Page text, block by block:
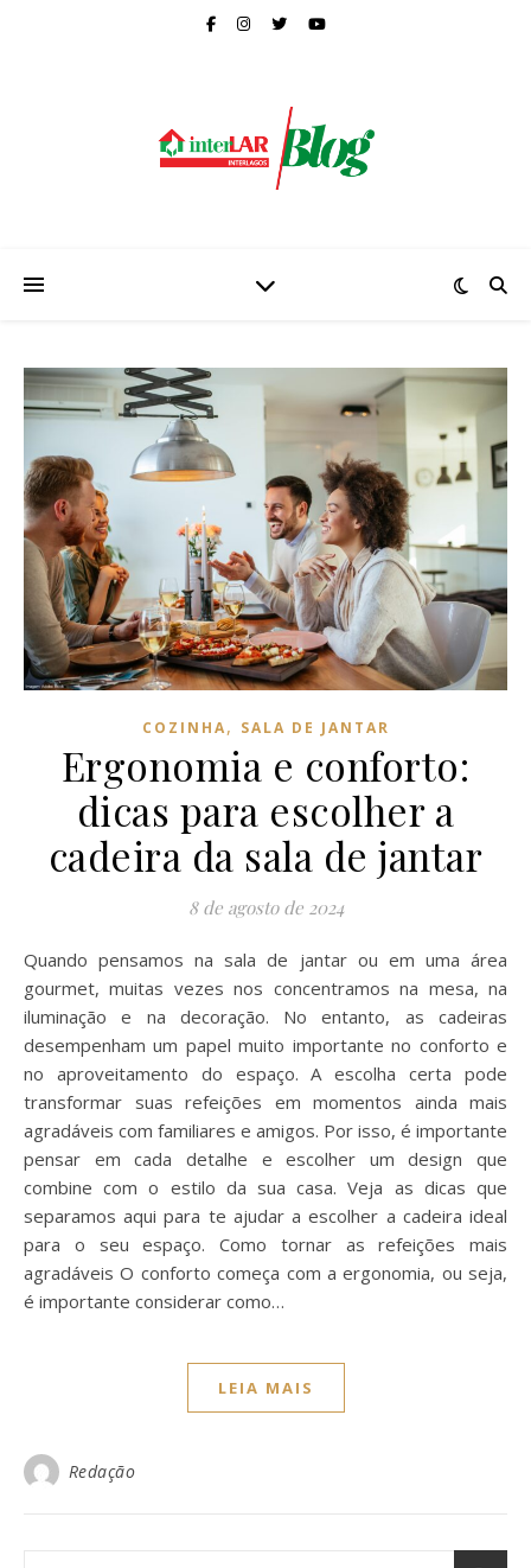
COZINHA, SALA DE JANTAR
Ergonomia e conforto:
dicas para escolher a
cadeira da sala de jantar
8 de agosto de 2024
Quando pensamos na sala de jantar ou em uma área
gourmet, muitas vezes nos concentramos na mesa, na
iluminação e na decoração. No entanto, as cadeiras
desempenham um papel muito importante no conforto e
no aproveitamento do espaço. A escolha certa pode
transformar suas refeições em momentos ainda mais
agradáveis com familiares e amigos. Por isso, é importante
pensar em cada detalhe e escolher um design que
combine com o estilo da sua casa. Veja as dicas que
separamos aqui para te ajudar a escolher a cadeira ideal
para o seu espaço. Como tornar as refeições mais
agradáveis O conforto começa com a ergonomia, ou seja,
é importante considerar como…
LEIA MAIS
Redação